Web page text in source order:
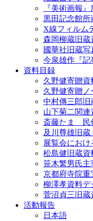
『美術画報
黒田記念館所
X線フィルム
森岡柳蔵旧蔵
國華社旧蔵
今泉雄作『記
資料目録
久野健寄贈資
久野健寄贈ノ
中村傳三郎旧
山下菊二関連
斎藤たま 民
及川尊雄旧
展覧会にお
松島健旧蔵資
笹木繁男氏主
京都府寺院重
柳澤孝資料デ
菅沼貞三旧蔵
活動報告
日本語